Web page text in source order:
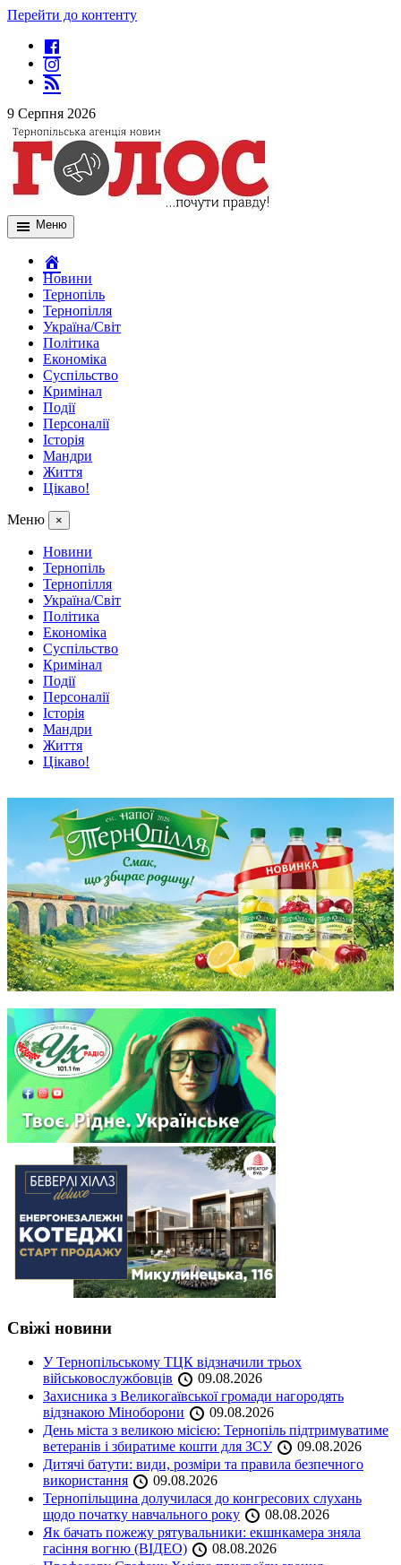
Перейти до контенту
9 Серпня 2026
Меню
Новини
Тернопіль
Тернопілля
Україна/Світ
Політика
Економіка
Суспільство
Кримінал
Події
Персоналії
Історія
Мандри
Життя
Цікаво!
Меню ×
Новини
Тернопіль
Тернопілля
Україна/Світ
Політика
Економіка
Суспільство
Кримінал
Події
Персоналії
Історія
Мандри
Життя
Цікаво!
Свіжі новини
У Тернопільському ТЦК відзначили трьох
військовослужбовців
09.08.2026
Захисника з Великогаївської громади нагородять
відзнакою Міноборони
09.08.2026
День міста з великою місією: Тернопіль підтримуватиме
ветеранів і збиратиме кошти для ЗСУ
09.08.2026
Дитячі батути: види, розміри та правила безпечного
використання
09.08.2026
Тернопільщина долучилася до конгресових слухань
щодо початку навчального року
08.08.2026
Як бачать пожежу рятувальники: екшнкамера зняла
гасіння вогню (ВІДЕО)
08.08.2026